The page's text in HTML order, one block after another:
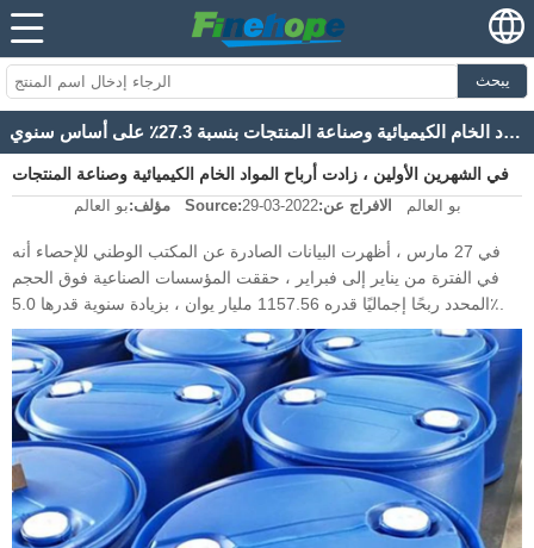
يبحث
في الشهرين الأولين ، زادت أرباح المواد الخام الكيميائية وصناعة المنتجات بنسبة 27.3٪ على أساس سنوي
في الشهرين الأولين ، زادت أرباح المواد الخام الكيميائية وصناعة المنتجات
بنسبة 27.3٪ على أساس سنوي
مؤلف:بو العالم Source: بو العالم الافراج عن:2022-03-29
في 27 مارس ، أظهرت البيانات الصادرة عن المكتب الوطني للإحصاء أنه
في الفترة من يناير إلى فبراير ، حققت المؤسسات الصناعية فوق الحجم
المحدد ربحًا إجماليًا قدره 1157.56 مليار يوان ، بزيادة سنوية قدرها 5.0٪.